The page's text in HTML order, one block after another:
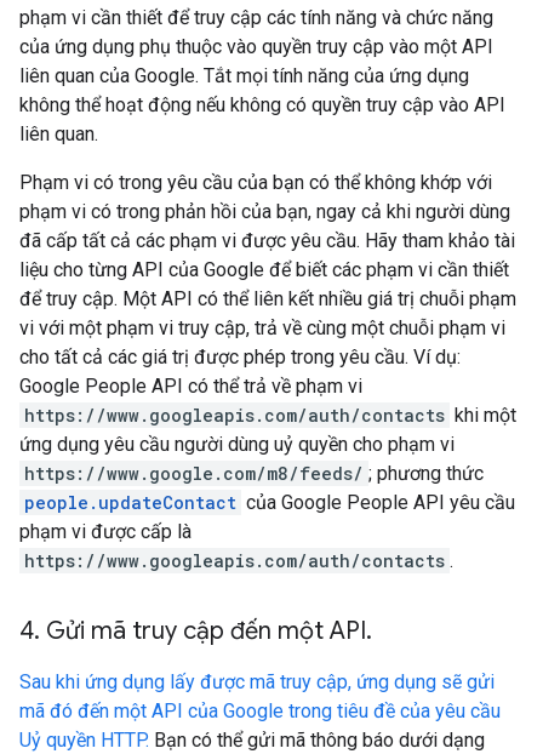
phạm vi cần thiết để truy cập các tính năng và chức năng
của ứng dụng phụ thuộc vào quyền truy cập vào một API
liên quan của Google. Tắt mọi tính năng của ứng dụng
không thể hoạt động nếu không có quyền truy cập vào API
liên quan.
Phạm vi có trong yêu cầu của bạn có thể không khớp với
phạm vi có trong phản hồi của bạn, ngay cả khi người dùng
đã cấp tất cả các phạm vi được yêu cầu. Hãy tham khảo tài
liệu cho từng API của Google để biết các phạm vi cần thiết
để truy cập. Một API có thể liên kết nhiều giá trị chuỗi phạm
vi với một phạm vi truy cập, trả về cùng một chuỗi phạm vi
cho tất cả các giá trị được phép trong yêu cầu. Ví dụ:
Google People API có thể trả về phạm vi
https://www.googleapis.com/auth/contacts khi một
ứng dụng yêu cầu người dùng uỷ quyền cho phạm vi
https://www.google.com/m8/feeds/ ; phương thức
people.updateContact của Google People API yêu cầu
phạm vi được cấp là
https://www.googleapis.com/auth/contacts .
4. Gửi mã truy cập đến một API.
Sau khi ứng dụng lấy được mã truy cập, ứng dụng sẽ gửi
mã đó đến một API của Google trong tiêu đề của yêu cầu
Uỷ quyền HTTP. Bạn có thể gửi mã thông báo dưới dạng